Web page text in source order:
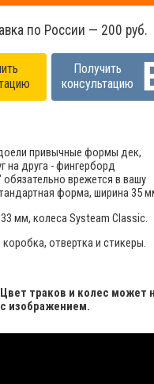
по России — 200 руб.
Получить
консультацию
привычные формы дек,
на друга - фингерборд
врежется в вашу
форма, ширина 35
33 мм, колеса Systeam Classic.
отвертка и стикеры.
траков и колес может
изображением.